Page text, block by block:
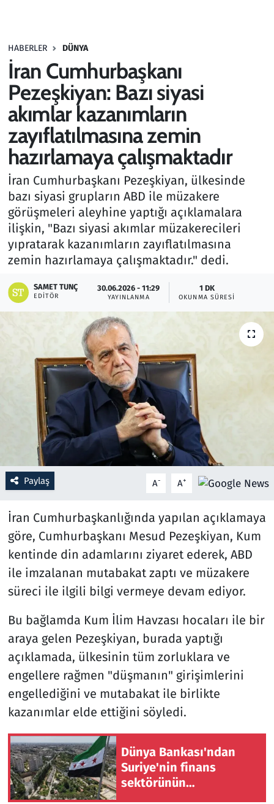
HABERLER DÜNYA
İran Cumhurbaşkanı
Pezeşkiyan: Bazı siyasi
akımlar kazanımların
zayıflatılmasına zemin
hazırlamaya çalışmaktadır
İran Cumhurbaşkanı Pezeşkiyan, ülkesinde
bazı siyasi grupların ABD ile müzakere
görüşmeleri aleyhine yaptığı açıklamalara
ilişkin, "Bazı siyasi akımlar müzakerecileri
yıpratarak kazanımların zayıflatılmasına
zemin hazırlamaya çalışmaktadır." dedi.
SAMET TUNÇ
EDITÖR
30.06.2026 - 11:29
YAYINLANMA
1 DK
OKUNMA SÜRESI
Paylaş A- A+
İran Cumhurbaşkanlığında yapılan açıklamaya
göre, Cumhurbaşkanı Mesud Pezeşkiyan, Kum
kentinde din adamlarını ziyaret ederek, ABD
ile imzalanan mutabakat zaptı ve müzakere
süreci ile ilgili bilgi vermeye devam ediyor.
Bu bağlamda Kum İlim Havzası hocaları ile bir
araya gelen Pezeşkiyan, burada yaptığı
açıklamada, ülkesinin tüm zorluklara ve
engellere rağmen "düşmanın" girişimlerini
engellediğini ve mutabakat ile birlikte
kazanımlar elde ettiğini söyledi.
Dünya Bankası'ndan
Suriye'nin finans
sektörünün
Haber
Kültür Sanat
Kurumsal Haberler
Lezzet Durağı
Memur ve Kamu
Otomobil
Oyun
Rüya Tabirleri
Sağlık
Savunma Sanayi
Seçim 2023
Spor
Teknoloji ve Bilim
Televizyon